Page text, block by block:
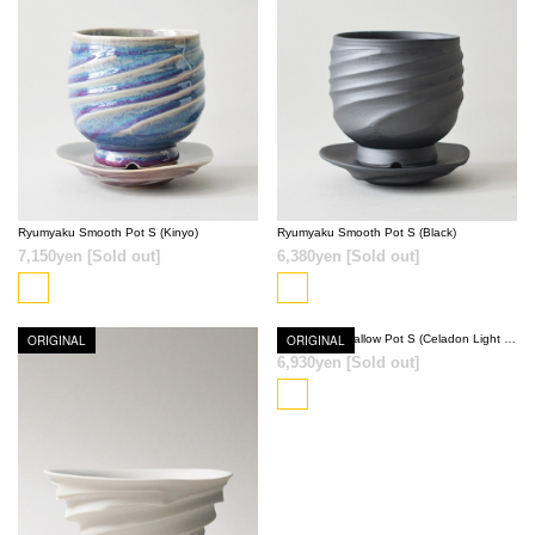
SOLD OUT
Ryumyaku Smooth Pot S (Kinyo)
7,150yen [Sold out]
SOLD OUT
Ryumyaku Smooth Pot S (Black)
6,380yen [Sold out]
SOLD OUT
ORIGINAL ORIGINAL
6,930yen [Sold out]